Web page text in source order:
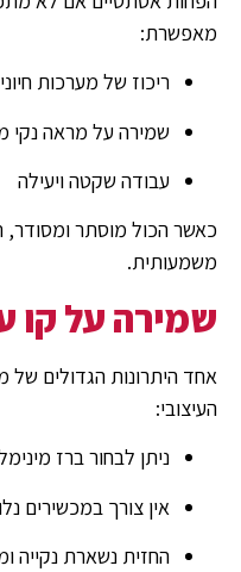
מאפשרת:
ריכוז של מערכות
שמירה על מראה נקי
עבודה שקטה ויעילה
כאשר הכול מוסתר
משמעותית.
שמירה על קו
אחד היתרונות הגדולים
העיצובי:
ניתן לבחור ברז
אין צורך במכשירים
החזית נשארת נקייה